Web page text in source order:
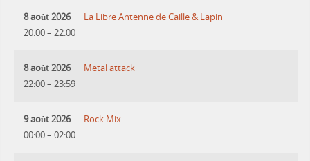
8 août 2026
20:00– 22:00
La Libre Antenne de Caille & Lapin
8 août 2026
22:00– 23:59
Metal attack
9 août 2026
00:00– 02:00
Rock Mix